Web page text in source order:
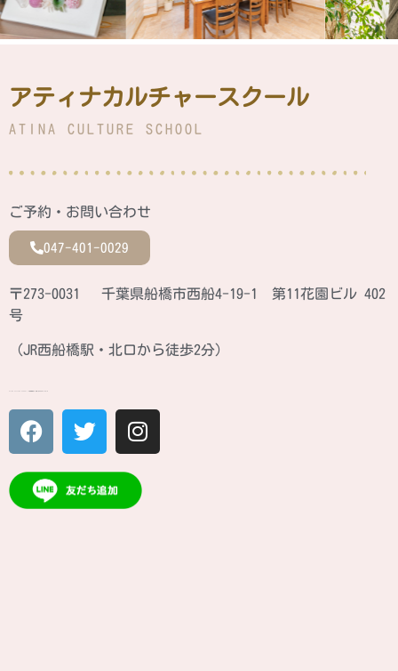
アティナカルチャースクール
ATINA CULTURE SCHOOL
ご予約・お問い合わせ
047-401-0029
〒273-0031 千葉県船橋市西船4-19-1 第11花園ビル 402
号
（JR西船橋駅・北口から徒歩2分）